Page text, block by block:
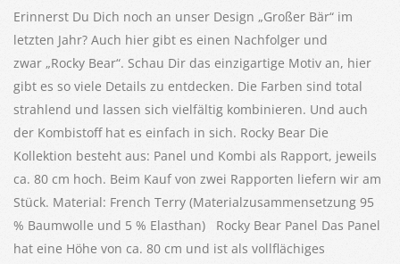
Erinnerst Du Dich noch an unser Design „Großer Bär“ im
letzten Jahr? Auch hier gibt es einen Nachfolger und
zwar „Rocky Bear“. Schau Dir das einzigartige Motiv an, hier
gibt es so viele Details zu entdecken. Die Farben sind total
strahlend und lassen sich vielfältig kombinieren. Und auch
der Kombistoff hat es einfach in sich. Rocky Bear Die
Kollektion besteht aus: Panel und Kombi als Rapport, jeweils
ca. 80 cm hoch. Beim Kauf von zwei Rapporten liefern wir am
Stück. Material: French Terry (Materialzusammensetzung 95
% Baumwolle und 5 % Elasthan) Rocky Bear Panel Das Panel
hat eine Höhe von ca. 80 cm und ist als vollflächiges